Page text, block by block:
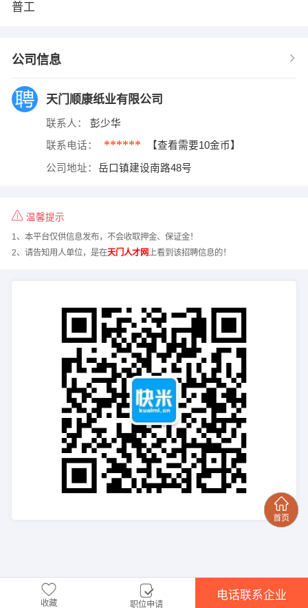
普工
公司信息
天门顺康纸业有限公司
联系人： 彭少华
联系电话： ****** 【查看需要10金币】
公司地址： 岳口镇建设南路48号
温馨提示
1、本平台仅供信息发布，不会收取押金、保证金！
2、请告知用人单位，是在天门人才网 上看到该招聘信息的！
收藏 职位申请
电话联系企业